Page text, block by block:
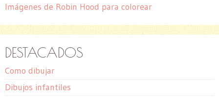
Imágenes de Robin Hood para colorear
DESTACADOS
Como dibujar
Dibujos infantiles